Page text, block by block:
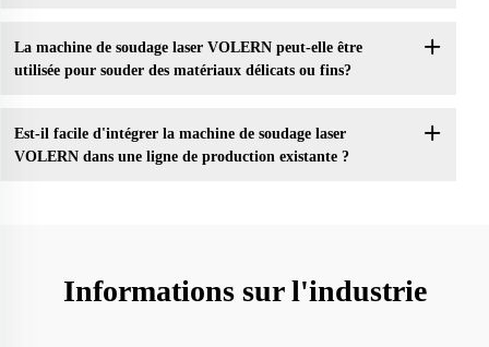
La machine de soudage laser VOLERN peut-elle être
utilisée pour souder des matériaux délicats ou fins?
Est-il facile d'intégrer la machine de soudage laser
VOLERN dans une ligne de production existante ?
Informations sur l'industrie